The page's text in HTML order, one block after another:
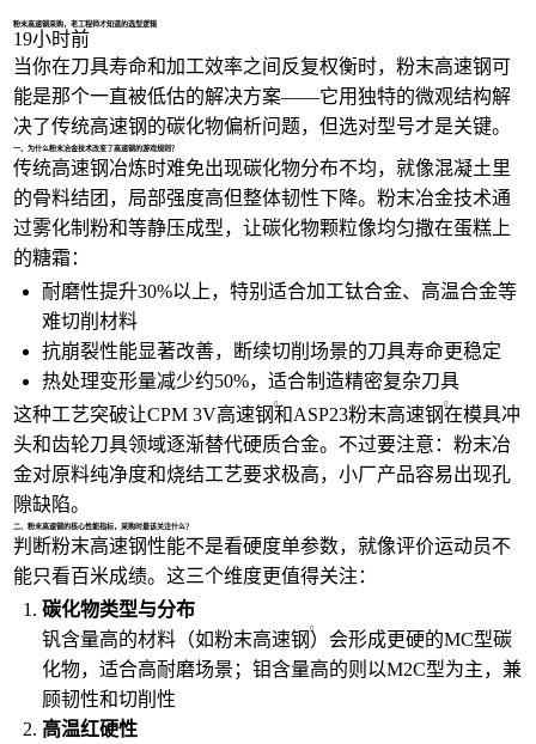
粉末高速钢采购，老工程师才知道的选型逻辑
19小时前
当你在刀具寿命和加工效率之间反复权衡时，粉末高速钢可
能是那个一直被低估的解决方案——它用独特的微观结构解
决了传统高速钢的碳化物偏析问题，但选对型号才是关键。
一、为什么粉末冶金技术改变了高速钢的游戏规则？
传统高速钢冶炼时难免出现碳化物分布不均，就像混凝土里
的骨料结团，局部强度高但整体韧性下降。粉末冶金技术通
过雾化制粉和等静压成型，让碳化物颗粒像均匀撒在蛋糕上
的糖霜：
耐磨性提升30%以上，特别适合加工钛合金、高温合金等
难切削材料
抗崩裂性能显著改善，断续切削场景的刀具寿命更稳定
热处理变形量减少约50%，适合制造精密复杂刀具
这种工艺突破让CPM 3V高速钢和ASP23粉末高速钢在模具冲
头和齿轮刀具领域逐渐替代硬质合金。不过要注意：粉末冶
金对原料纯净度和烧结工艺要求极高，小厂产品容易出现孔
隙缺陷。
二、粉末高速钢的核心性能指标，采购时最该关注什么？
判断粉末高速钢性能不是看硬度单参数，就像评价运动员不
能只看百米成绩。这三个维度更值得关注：
碳化物类型与分布
钒含量高的材料（如粉末高速钢）会形成更硬的MC型碳
化物，适合高耐磨场景；钼含量高的则以M2C型为主，兼
顾韧性和切削性
高温红硬性